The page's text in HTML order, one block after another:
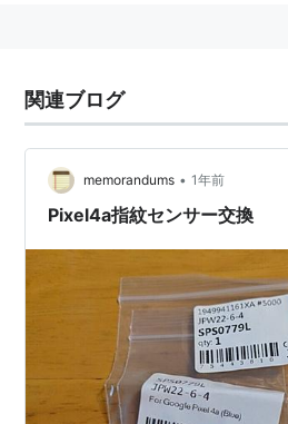
関連ブログ
memorandums • 1年前
Pixel4a指紋センサー交換